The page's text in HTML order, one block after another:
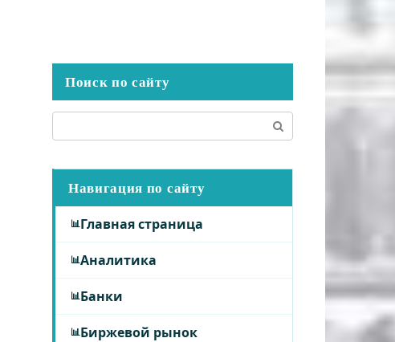
Поиск по сайту
Навигация по сайту
Главная страница
Аналитика
Банки
Биржевой рынок